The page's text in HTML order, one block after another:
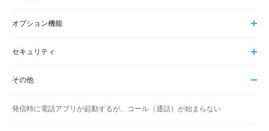
オプション機能
セキュリティ
その他
発信時に電話アプリが起動するが、コール（通話）が始まらない